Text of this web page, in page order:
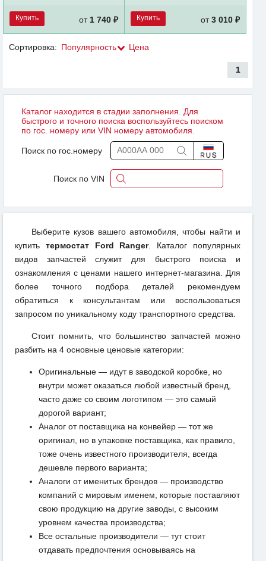
Купить от 1 740 ₽ Купить от3 010 ₽
Сортировка: Популярность Цена
1
Каталог находится в стадии заполнения. Для
быстрого и точного поиска воспользуйтесь поиском
по гос. номеру или VIN номеру автомобиля.
Поиск по гос.номеру
Поиск по VIN
Выберите кузов вашего автомобиля, чтобы найти и
купить термостат Ford Ranger. Каталог популярных
видов запчастей служит для быстрого поиска и
ознакомления с ценами нашего интернет-магазина. Для
более точного подбора деталей рекомендуем
обратиться к консультантам или воспользоваться
запросом по уникальному коду транспортного средства.
Стоит помнить, что большинство запчастей можно
разбить на 4 основные ценовые категории:
Оригинальные — идут в заводской коробке, но
внутри может оказаться любой известный бренд,
часто даже со своим логотипом — это самый
дорогой вариант;
Аналог от поставщика на конвейер — тот же
оригинал, но в упаковке поставщика, как правило,
тоже очень известного производителя, всегда
дешевле первого варианта;
Аналоги от именитых брендов — производство
компаний с мировым именем, которые поставляют
свою продукцию на другие заводы, с высоким
уровнем качества производства;
Все остальные производители — тут стоит
отдавать предпочтения основываясь на